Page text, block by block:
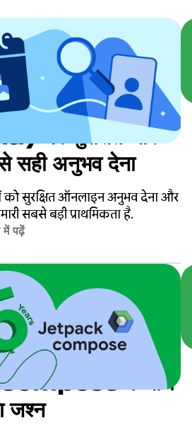
पर सुरक्षित और
सही अनुभव देना
को सुरक्षित ऑनलाइन अनुभव देना और
सबसे बड़ी प्राथमिकता है.
में पढ़ें
के पांच
जश्न